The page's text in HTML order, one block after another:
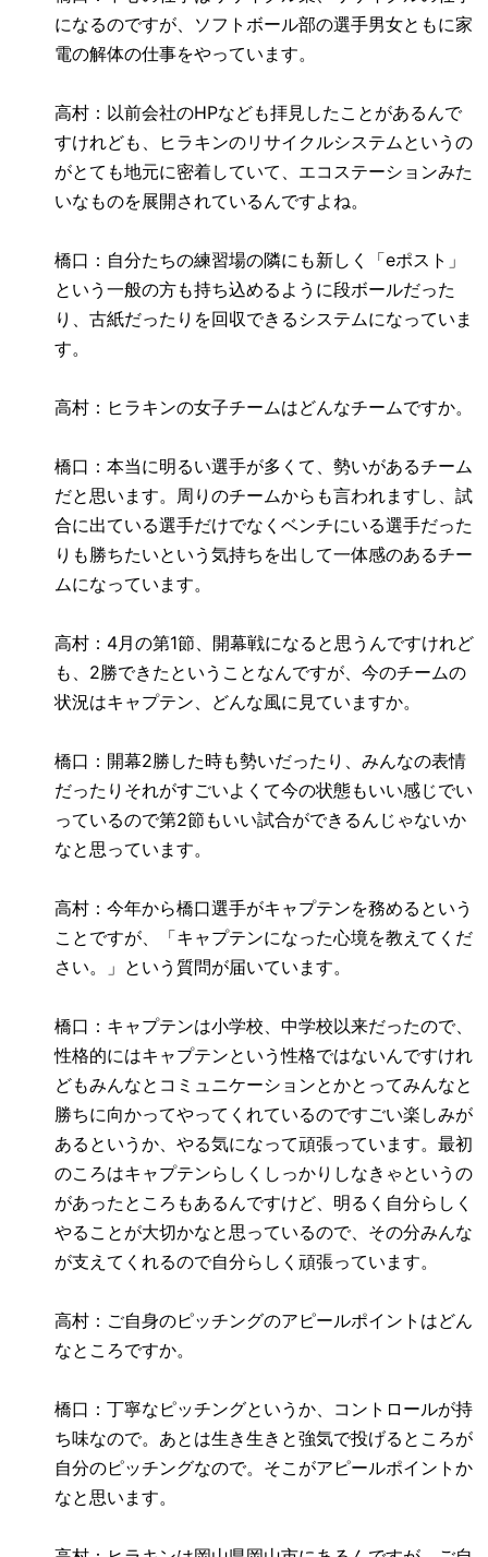
になるのですが、ソフトボール部の選手男女ともに家
電の解体の仕事をやっています。
高村：以前会社のHPなども拝見したことがあるんで
すけれども、ヒラキンのリサイクルシステムというの
がとても地元に密着していて、エコステーションみた
いなものを展開されているんですよね。
橋口：自分たちの練習場の隣にも新しく「eポスト」
という一般の方も持ち込めるように段ボールだった
り、古紙だったりを回収できるシステムになっていま
す。
高村：ヒラキンの女子チームはどんなチームですか。
橋口：本当に明るい選手が多くて、勢いがあるチーム
だと思います。周りのチームからも言われますし、試
合に出ている選手だけでなくベンチにいる選手だった
りも勝ちたいという気持ちを出して一体感のあるチー
ムになっています。
高村： 4月の第1節、開幕戦になると思うんですけれど
も、 2勝できたということなんですが、今のチームの
状況はキャプテン、どんな風に見ていますか。
橋口：開幕2勝した時も勢いだったり、みんなの表情
だったりそれがすごいよくて今の状態もいい感じでい
っているので第2節もいい試合ができるんじゃないか
なと思っています。
高村：今年から橋口選手がキャプテンを務めるという
ことですが、「キャプテンになった心境を教えてくだ
さい。」という質問が届いています。
橋口：キャプテンは小学校、中学校以来だったので、
性格的にはキャプテンという性格ではないんですけれ
どもみんなとコミュニケーションとかとってみんなと
勝ちに向かってやってくれているのですごい楽しみが
あるというか、やる気になって頑張っています。最初
のころはキャプテンらしくしっかりしなきゃというの
があったところもあるんですけど、明るく自分らしく
やることが大切かなと思っているので、その分みんな
が支えてくれるので自分らしく頑張っています。
高村：ご自身のピッチングのアピールポイントはどん
なところですか。
橋口：丁寧なピッチングというか、コントロールが持
ち味なので。あとは生き生きと強気で投げるところが
自分のピッチングなので。そこがアピールポイントか
なと思います。